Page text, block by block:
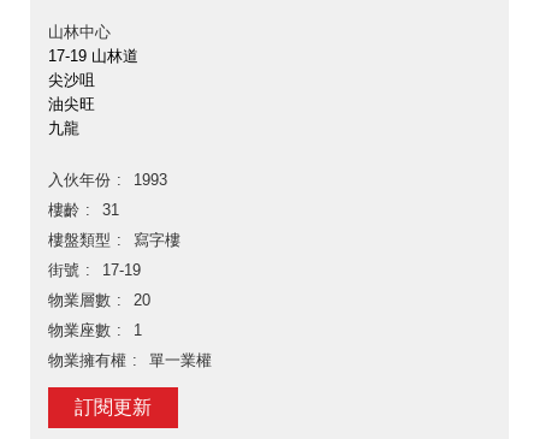
山林中心
17-19 山林道
尖沙咀
油尖旺
九龍
入伙年份
1993
樓齡
31
樓盤類型
寫字樓
街號
17-19
物業層數
20
物業座數
1
物業擁有權
單一業權
訂閱更新